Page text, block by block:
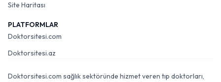
Site Haritası
PLATFORMLAR
Doktorsitesi.com
Doktorsitesi.az
Doktorsitesi.com sağlık sektöründe hizmet veren tıp doktorları,